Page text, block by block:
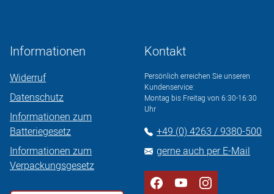
Informationen
Widerruf
Datenschutz
Informationen zum
Batteriegesetz
Informationen zum
Verpackungsgesetz
Kontakt
Persönlich erreichen Sie unseren
Kundenservice:
Montag bis Freitag von 6:30-16:30
Uhr
+49 (0) 4263 / 9380-500
gerne auch per E-Mail